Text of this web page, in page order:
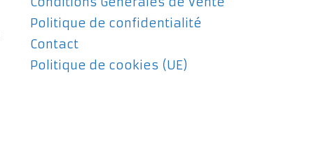
Politique de confidentialité
Contact
Politique de cookies (UE)